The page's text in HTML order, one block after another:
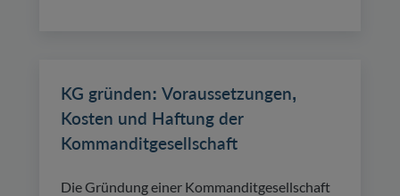
KG gründen: Voraussetzungen,
Kosten und Haftung der
Kommanditgesellschaft
Die Gründung einer Kommanditgesellschaft